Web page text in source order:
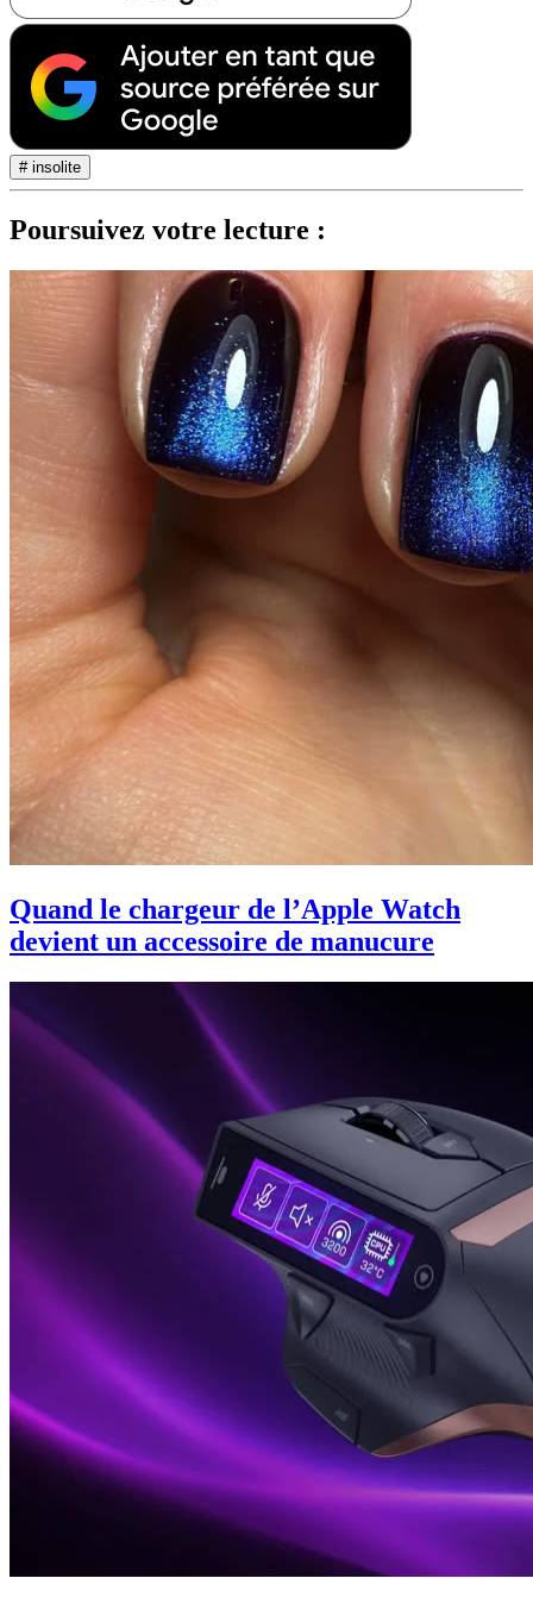
# insolite
Poursuivez votre lecture :
Quand le chargeur de l’Apple Watch
devient un accessoire de manucure